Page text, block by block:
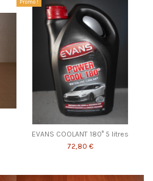
Promo !
EVANS COOLANT 180° 5 litres
72,80 €